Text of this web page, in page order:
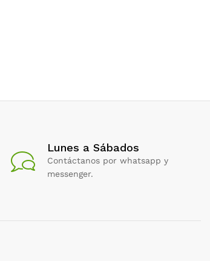
Lunes a Sábados
Contáctanos por whatsapp y
messenger.